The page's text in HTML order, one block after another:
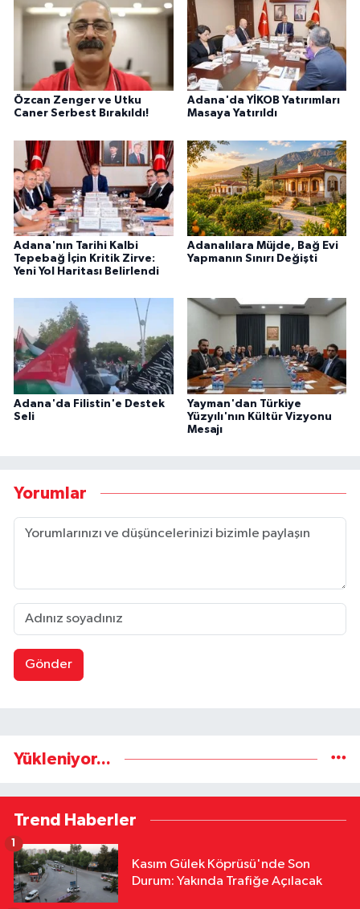
Özcan Zenger ve Utku
Caner Serbest Bırakıldı!
Adana'da YİKOB Yatırımları
Masaya Yatırıldı
Adana'nın Tarihi Kalbi
Tepebağ İçin Kritik Zirve:
Yeni Yol Haritası Belirlendi
Adanalılara Müjde, Bağ Evi
Yapmanın Sınırı Değişti
Adana'da Filistin'e Destek
Seli
Yayman'dan Türkiye
Yüzyılı'nın Kültür Vizyonu
Mesajı
Yorumlar
Gönder
Yükleniyor...
Trend Haberler
Kasım Gülek Köprüsü'nde Son
Durum: Yakında Trafiğe Açılacak
1